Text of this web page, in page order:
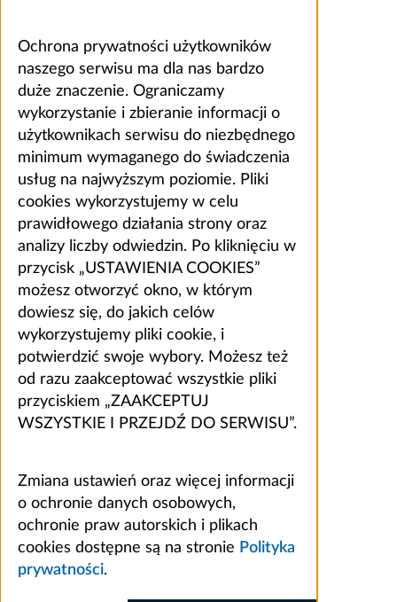
Ochrona prywatności użytkowników
naszego serwisu ma dla nas bardzo
duże znaczenie. Ograniczamy
wykorzystanie i zbieranie informacji o
użytkownikach serwisu do niezbędnego
minimum wymaganego do świadczenia
usług na najwyższym poziomie. Pliki
cookies wykorzystujemy w celu
prawidłowego działania strony oraz
analizy liczby odwiedzin. Po kliknięciu w
przycisk „USTAWIENIA COOKIES”
możesz otworzyć okno, w którym
dowiesz się, do jakich celów
wykorzystujemy pliki cookie, i
potwierdzić swoje wybory. Możesz też
od razu zaakceptować wszystkie pliki
przyciskiem „ZAAKCEPTUJ
WSZYSTKIE I PRZEJDŹ DO SERWISU”.
Zmiana ustawień oraz więcej informacji
o ochronie danych osobowych,
ochronie praw autorskich i plikach
cookies dostępne są na stronie Polityka
prywatności.